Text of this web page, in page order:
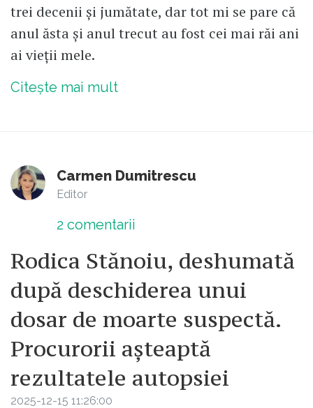
trei decenii și jumătate, dar tot mi se pare că
anul ăsta și anul trecut au fost cei mai răi ani
ai vieții mele.
Citește mai mult
Carmen Dumitrescu
Editor
2 comentarii
Rodica Stănoiu, deshumată
după deschiderea unui
dosar de moarte suspectă.
Procurorii așteaptă
rezultatele autopsiei
2025-12-15 11:26:00